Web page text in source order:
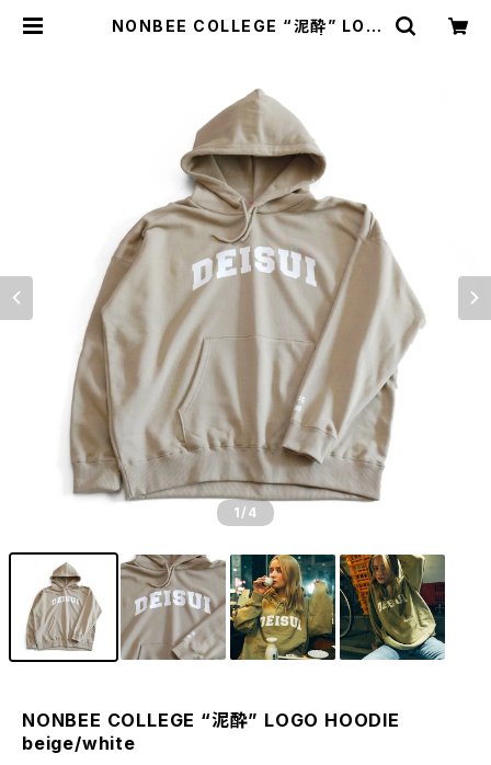
NONBEE COLLEGE “泥酔” LOG
1 /4
NONBEE COLLEGE “泥酔” LOGO HOODIE
beige/white